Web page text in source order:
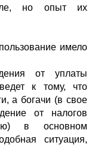
но опыт их
имело
от уплаты
к тому, что
а богачи (в свое
от налогов
в основном
ситуация,